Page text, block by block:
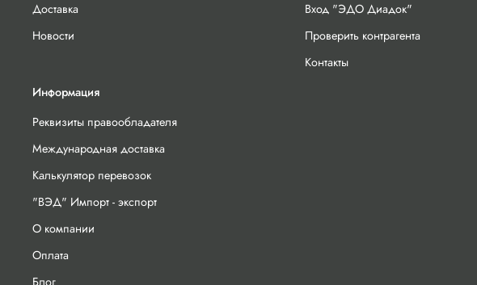
Доставка
Новости
Вход "ЭДО Диадок"
Проверить контрагента
Контакты
Информация
Реквизиты правообладателя
Международная доставка
Калькулятор перевозок
"ВЭД" Импорт - экспорт
О компании
Оплата